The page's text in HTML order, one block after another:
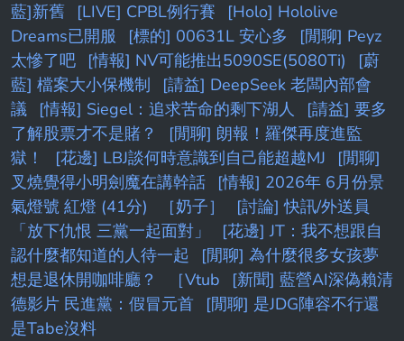
藍]新舊
[LIVE] CPBL例行賽
[Holo] Hololive
Dreams已開服
[標的] 00631L 安心多
[閒聊] Peyz
太慘了吧
[情報] NV可能推出5090SE(5080Ti)
[蔚
藍] 檔案大小保機制
[請益] DeepSeek 老闆內部會
議
[情報] Siegel：追求苦命的剩下湖人
[請益] 要多
了解股票才不是賭？
[閒聊] 朗報！羅傑再度進監
獄！
[花邊] LBJ談何時意識到自己能超越MJ
[閒聊]
叉燒覺得小明劍魔在講幹話
[情報] 2026年 6月份景
氣燈號 紅燈 (41分)
［奶子］
[討論] 快訊/外送員
「放下仇恨 三黨一起面對」
[花邊] JT：我不想跟自
認什麼都知道的人待一起
[閒聊] 為什麼很多女孩夢
想是退休開咖啡廳？
［Vtub
[新聞] 藍營AI深偽賴清
德影片 民進黨：假冒元首
[閒聊] 是JDG陣容不行還
是Tabe沒料